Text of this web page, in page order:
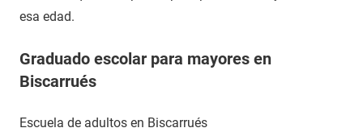
esa edad.
Graduado escolar para mayores en
Biscarrués
Escuela de adultos en Biscarrués